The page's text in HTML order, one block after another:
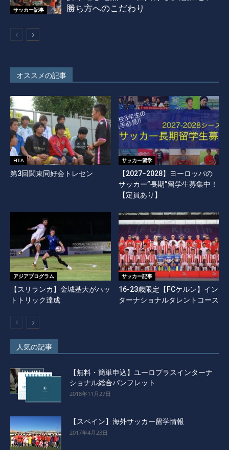
サッカー記事
勝ち方へのこだわり
オススメの記事
FITA
第3回関東同好会トレセン
サッカー留学
【2027−2028】ヨーロッパの
サッカー”長期”留学生募集中！
【定員あり】
アジアプログラム
【スリランカ】金城基大がハッ
トトリック達成
サッカー記事
16-23歳限定【FCケルン】イン
ターナショナルタレントコース
人気の記事
【無料・簡単申込】ユーロプラスインターナ
ショナル総合パンフレット
2018年11月27日
【スペイン】海外サッカー留学情報
2017年4月23日